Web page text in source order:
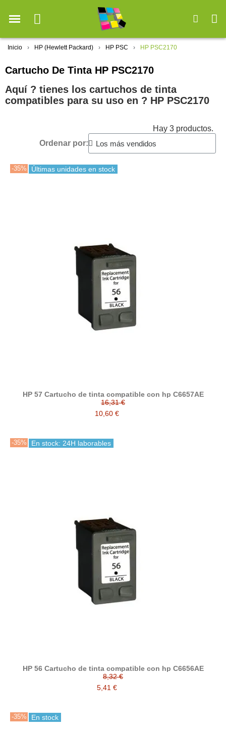
Inicio HP (Hewlett Packard) HP PSC HP PSC2170
Cartucho De Tinta HP PSC2170
Aquí ? tienes los cartuchos de tinta
compatibles para su uso en ?️ HP PSC2170
Hay 3 productos.
Ordenar por:
-35% Últimas unidades en stock
HP 57 Cartucho de tinta compatible con hp C6657AE
16,31 €
10,60 €
-35% En stock: 24H laborables
HP 56 Cartucho de tinta compatible con hp C6656AE
8,32 €
5,41 €
-35% En stock